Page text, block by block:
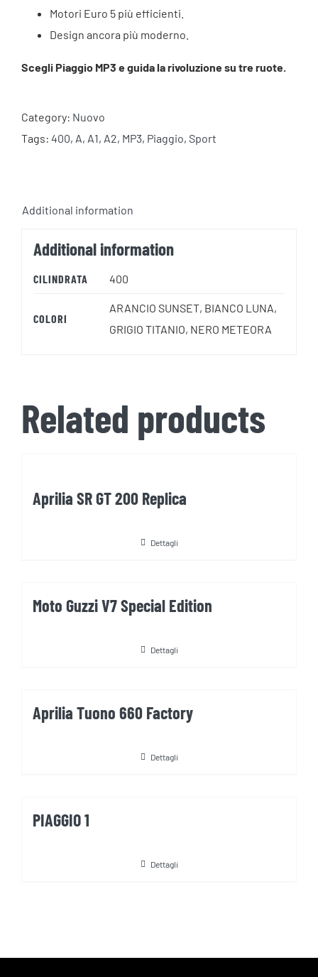
Motori Euro 5 più efficienti.
Design ancora più moderno.
Scegli Piaggio MP3 e guida la rivoluzione su tre ruote.
Category: Nuovo
Tags: 400, A, A1, A2, MP3, Piaggio, Sport
Additional information
Additional information
CILINDRATA 400
COLORI
ARANCIO SUNSET, BIANCO LUNA,
GRIGIO TITANIO, NERO METEORA
Related products
Aprilia SR GT 200 Replica
Dettagli
Moto Guzzi V7 Special Edition
Dettagli
Aprilia Tuono 660 Factory
Dettagli
PIAGGIO 1
Dettagli